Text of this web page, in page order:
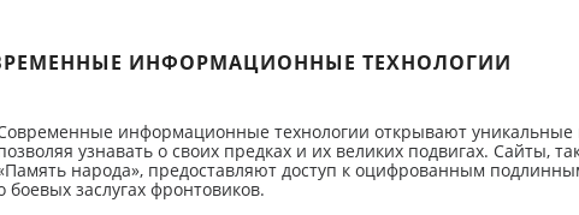
ИНФОРМАЦИОННЫЕ ТЕХНОЛОГИИ
информационные технологии открывают уникальные
узнавать о своих предках и их великих подвигах. Сайты,
народа», предоставляют доступ к оцифрованным
боевых заслугах фронтовиков.